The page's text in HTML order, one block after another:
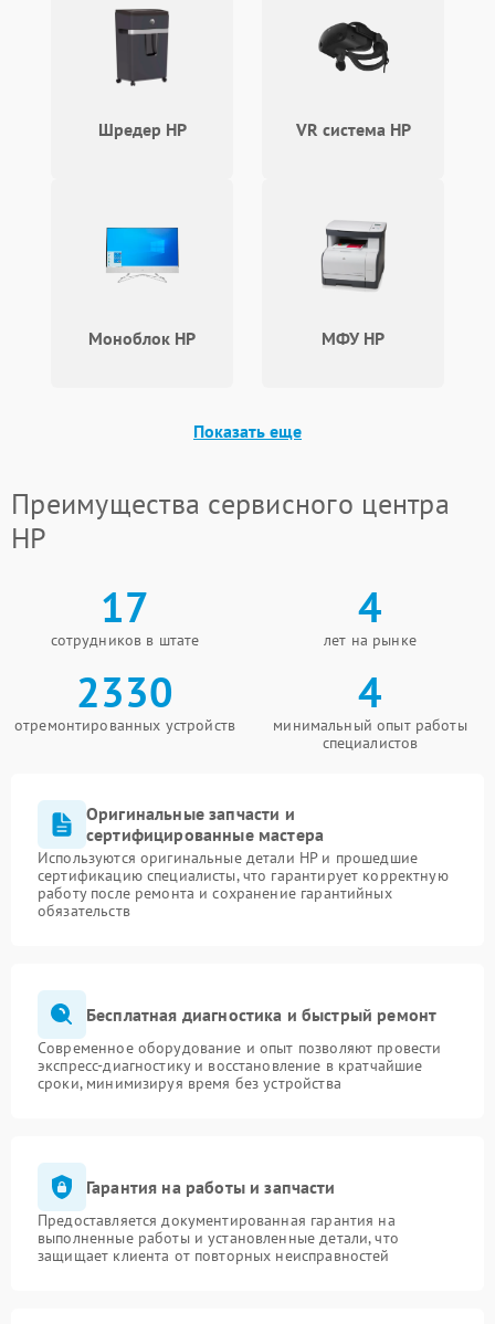
Шредер HP VR система HP
Моноблок HP МФУ HP
Показать еще
Преимущества сервисного центра
HP
17
сотрудников в штате
4
лет на рынке
2330
отремонтированных устройств
4
минимальный опыт работы
специалистов
Оригинальные запчасти и
сертифицированные мастера
Используются оригинальные детали HP и прошедшие
сертификацию специалисты, что гарантирует корректную
работу после ремонта и сохранение гарантийных
обязательств
Бесплатная диагностика и быстрый ремонт
Современное оборудование и опыт позволяют провести
экспресс-диагностику и восстановление в кратчайшие
сроки, минимизируя время без устройства
Гарантия на работы и запчасти
Предоставляется документированная гарантия на
выполненные работы и установленные детали, что
защищает клиента от повторных неисправностей